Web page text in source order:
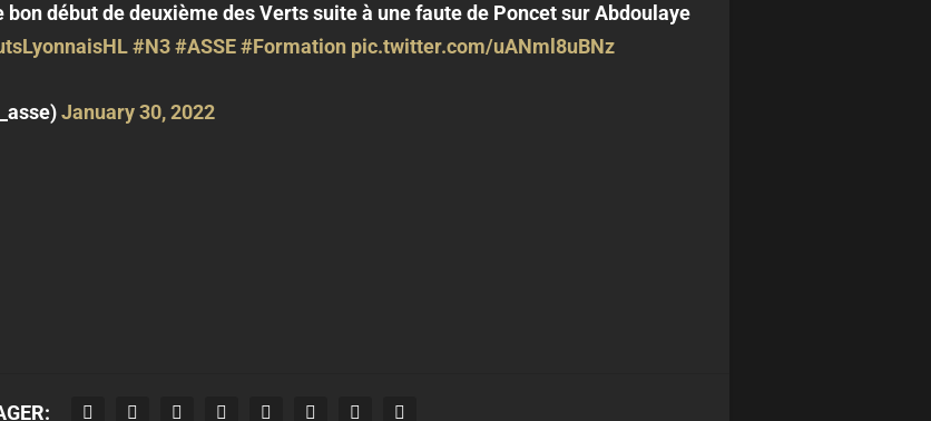
début de deuxième des Verts suite à une faute de Poncet sur Abdoulaye
#N3 #ASSE #Formation pic.twitter.com/uANml8uBNz
January 30, 2022